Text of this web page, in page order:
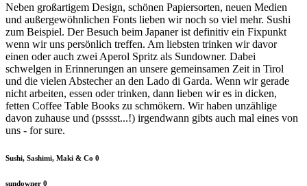
Neben großartigem Design, schönen Papiersorten, neuen Medien
und außergewöhnlichen Fonts lieben wir noch so viel mehr. Sushi
zum Beispiel. Der Besuch beim Japaner ist definitiv ein Fixpunkt
wenn wir uns persönlich treffen. Am liebsten trinken wir davor
einen oder auch zwei Aperol Spritz als Sundowner. Dabei
schwelgen in Erinnerungen an unsere gemeinsamen Zeit in Tirol
und die vielen Abstecher an den Lado di Garda. Wenn wir gerade
nicht arbeiten, essen oder trinken, dann lieben wir es in dicken,
fetten Coffee Table Books zu schmökern. Wir haben unzählige
davon zuhause und (psssst...!) irgendwann gibts auch mal eines von
uns - for sure.
Sushi, Sashimi, Maki & Co 0
sundowner 0